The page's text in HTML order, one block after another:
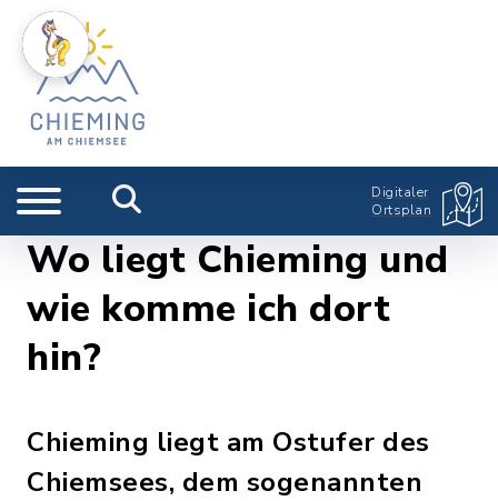
Digitaler
Ortsplan
Wo liegt Chieming und
wie komme ich dort
hin?
Chieming liegt am Ostufer des
Chiemsees, dem sogenannten